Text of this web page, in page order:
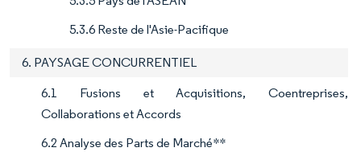
5.3.6 Reste de l'Asie-Pacifique
6. PAYSAGE CONCURRENTIEL
6.1 Fusions et Acquisitions, Coentreprises,
Collaborations et Accords
6.2 Analyse des Parts de Marché**